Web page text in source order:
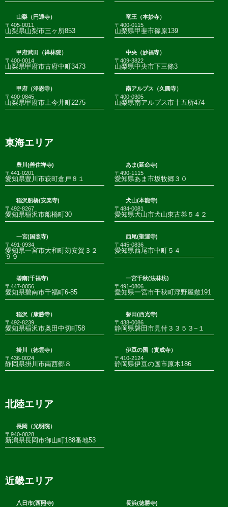
山梨（円通寺）
〒405-0011
山梨県山梨市三ヶ所853
竜王（本妙寺）
〒400-0115
山梨県甲斐市篠原139
甲府武田（禅林院）
〒400-0014
山梨県甲府市古府中町3473
中央（妙福寺）
〒409-3822
山梨県中央市下三條3
甲府（浄恩寺）
〒400-0845
山梨県甲府市上今井町2275
南アルプス（久圓寺）
〒400-0305
山梨県南アルプス市十五所474
東海エリア
豊川(善住禅寺)
〒441-0201
愛知県豊川市萩町倉戸８１
あま(延命寺)
〒490-1115
愛知県あま市坂牧郷３０
稲沢船橋(安楽寺)
〒492-8267
愛知県稲沢市船橋町30
犬山(本龍寺)
〒484-0081
愛知県犬山市犬山東古券５４２
一宮(国照寺)
〒491-0934
愛知県一宮市大和町苅安賀３２
９９
西尾(聖運寺)
〒445-0836
愛知県西尾市中町５４
碧南(千福寺)
〒447-0056
愛知県碧南市千福町6-85
一宮千秋(法林坊)
〒491-0806
愛知県一宮市千秋町浮野屋敷191
稲沢（康勝寺）
〒492-8239
愛知県稲沢市奥田中切町58
磐田(西光寺)
〒438-0086
静岡県磐田市見付３３５３−１
掛川（徳雲寺）
〒436-0024
静岡県掛川市南西郷８
伊豆の国（實成寺）
〒410-2124
静岡県伊豆の国市原木186
北陸エリア
長岡（光明院）
〒940-0828
新潟県長岡市御山町188番地53
近畿エリア
八日市(西照寺)
長浜(徳勝寺)